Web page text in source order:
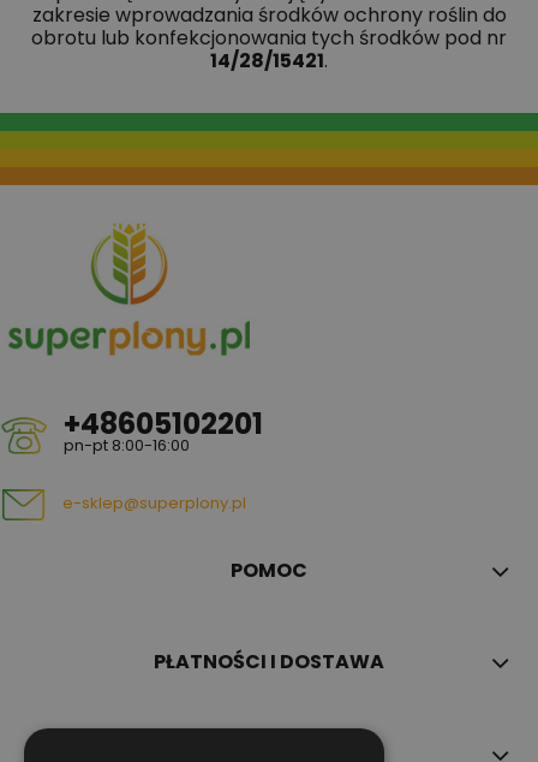
zakresie wprowadzania środków ochrony roślin do
obrotu lub konfekcjonowania tych środków pod nr
14/28/15421.
+48605102201
pn-pt 8:00-16:00
e-sklep@superplony.pl
POMOC
PŁATNOŚCI I DOSTAWA